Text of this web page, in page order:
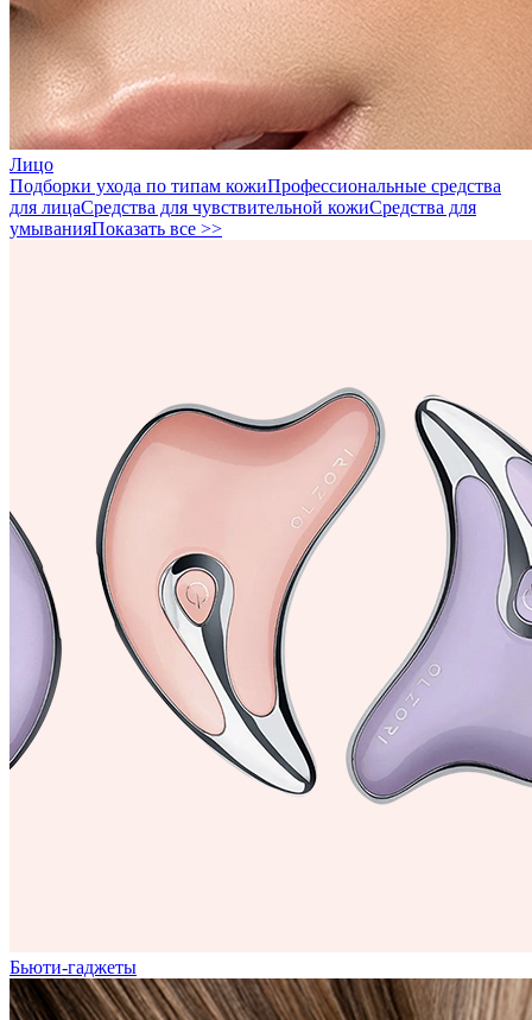
Лицо
Подборки ухода по типам кожиПрофессиональные средства
для лицаСредства для чувствительной кожиСредства для
умыванияПоказать все >>
Бьюти-гаджеты